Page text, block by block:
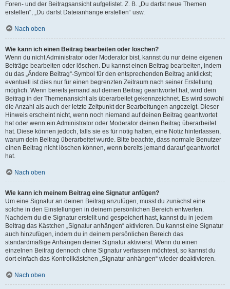
Foren- und der Beitragsansicht aufgelistet. Z. B. „Du darfst neue Themen
erstellen“, „Du darfst Dateianhänge erstellen“ usw.
Nach oben
Wie kann ich einen Beitrag bearbeiten oder löschen?
Wenn du nicht Administrator oder Moderator bist, kannst du nur deine eigenen
Beiträge bearbeiten oder löschen. Du kannst einen Beitrag bearbeiten, indem
du das „Ändere Beitrag“-Symbol für den entsprechenden Beitrag anklickst;
eventuell ist dies nur für einen begrenzten Zeitraum nach seiner Erstellung
möglich. Wenn bereits jemand auf deinen Beitrag geantwortet hat, wird dein
Beitrag in der Themenansicht als überarbeitet gekennzeichnet. Es wird sowohl
die Anzahl als auch der letzte Zeitpunkt der Bearbeitungen angezeigt. Dieser
Hinweis erscheint nicht, wenn noch niemand auf deinen Beitrag geantwortet
hat oder wenn ein Administrator oder Moderator deinen Beitrag überarbeitet
hat. Diese können jedoch, falls sie es für nötig halten, eine Notiz hinterlassen,
warum dein Beitrag überarbeitet wurde. Bitte beachte, dass normale Benutzer
einen Beitrag nicht löschen können, wenn bereits jemand darauf geantwortet
hat.
Nach oben
Wie kann ich meinem Beitrag eine Signatur anfügen?
Um eine Signatur an deinen Beitrag anzufügen, musst du zunächst eine
solche in den Einstellungen in deinem persönlichen Bereich entwerfen.
Nachdem du die Signatur erstellt und gespeichert hast, kannst du in jedem
Beitrag das Kästchen „Signatur anhängen“ aktivieren. Du kannst eine Signatur
auch hinzufügen, indem du in deinem persönlichen Bereich das
standardmäßige Anhängen deiner Signatur aktivierst. Wenn du einen
einzelnen Beitrag dennoch ohne Signatur verfassen möchtest, so kannst du
dort einfach das Kontrollkästchen „Signatur anhängen“ wieder deaktivieren.
Nach oben